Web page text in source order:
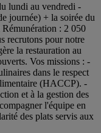
lundi au vendredi -
journée) + la soirée du
: 2 050
recrutons pour notre
la restauration au
Vos missions : -
dans le respect
(HACCP). -
et à la gestion des
l'équipe en
des plats servis aux